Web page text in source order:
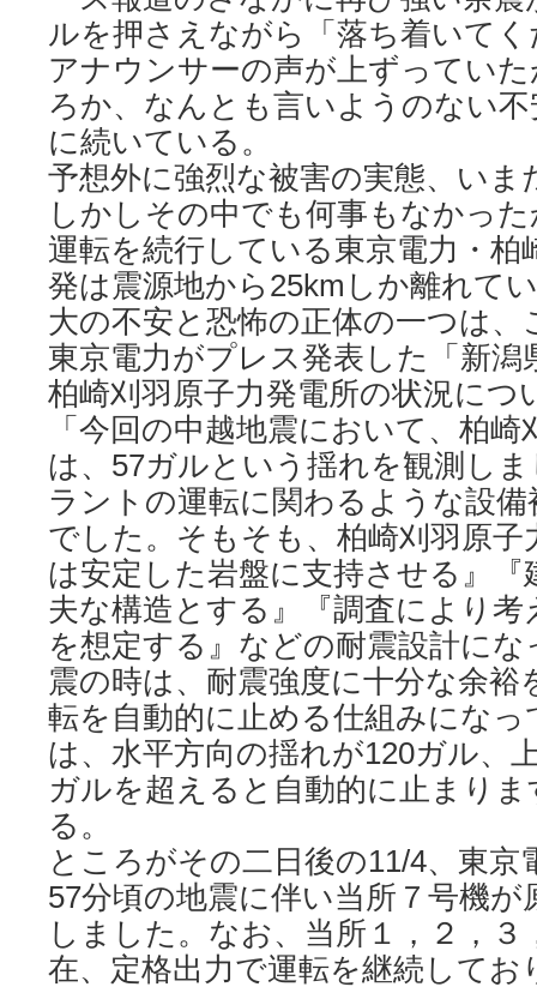
ルを押さえながら「落ち着いて
アナウンサーの声が上ずってい
ろか、なんとも言いようのない
に続いている。
予想外に強烈な被害の実態、いま
しかしその中でも何事もなかっ
運転を続行している東京電力・柏
発は震源地から25kmしか離れて
大の不安と恐怖の正体の一つは、
東京電力がプレス発表した「新潟
柏崎刈羽原子力発電所の状況につ
「今回の中越地震において、柏
は、57ガルという揺れを観測し
ラントの運転に関わるような設
でした。そもそも、柏崎刈羽原子
は安定した岩盤に支持させる』『
夫な構造とする』『調査により
を想定する』などの耐震設計に
震の時は、耐震強度に十分な余裕
転を自動的に止める仕組みにな
は、水平方向の揺れが120ガル、
ガルを超えると自動的に止まり
る。
ところがその二日後の11/4、東京
57分頃の地震に伴い当所７号機が
しました。なお、当所１，２，３
在、定格出力で運転を継続してお